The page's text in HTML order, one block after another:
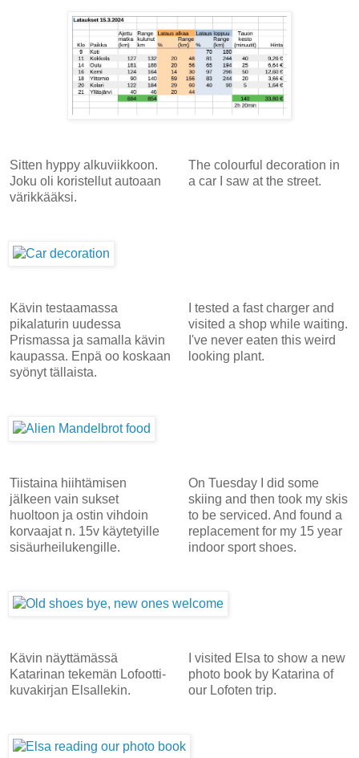
Sitten hyppy alkuviikkoon.
Joku oli koristellut autoaan
värikkääksi.
The colourful decoration in
a car I saw at the street.
Kävin testaamassa
pikalaturin uudessa
Prismassa ja samalla kävin
kaupassa. Enpä oo koskaan
syönyt tällaista.
I tested a fast charger and
visited a shop while waiting.
I've never eaten this weird
looking plant.
Tiistaina hiihtämisen
jälkeen vain sukset
huoltoon ja ostin vihdoin
korvaajat n. 15v käytetyille
sisäurheilukengille.
On Tuesday I did some
skiing and then took my skis
to be serviced. And found a
replacement for my 15 year
indoor sport shoes.
Kävin näyttämässä
Katarinan tekemän Lofootti-
kuvakirjan Elsallekin.
I visited Elsa to show a new
photo book by Katarina of
our Lofoten trip.